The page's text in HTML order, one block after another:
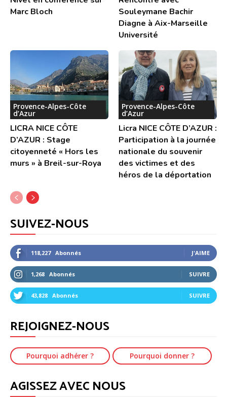
Marc Bloch
Souleymane Bachir
Diagne à Aix-Marseille
Université
Provence-Alpes-Côte
d’Azur
LICRA NICE CÔTE
D’AZUR : Stage
citoyenneté « Hors les
murs » à Breil-sur-Roya
Provence-Alpes-Côte
d’Azur
Licra NICE CÔTE D’AZUR :
Participation à la journée
nationale du souvenir
des victimes et des
héros de la déportation
SUIVEZ-NOUS
118,227 Abonnés J'AIME
1,268 Abonnés SUIVRE
43,828 Abonnés SUIVRE
REJOIGNEZ-NOUS
Pourquoi adhérer ? Pourquoi donner ?
AGISSEZ AVEC NOUS